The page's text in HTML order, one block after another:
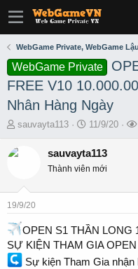
WebGame Private, WebGame Lậu
WebGame Private
FREE V10
Nhân Hàng Ngày
T
r
s
a
r
t
e
sauvayta113
S
a
t
e
11/9/20
sauvayta113
Thành viên mới
19/9/20
OPEN S1 THẦN LONG
SỰ KIỆN THAM GIA OPEN
Sự kiện Tham Gia